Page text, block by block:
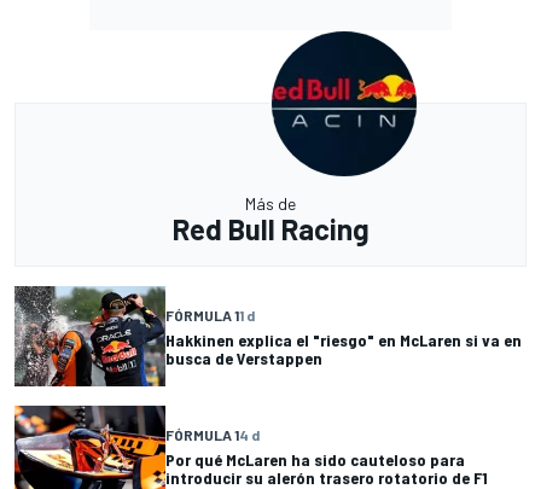
Más de
Red Bull Racing
FÓRMULA 11 d
Hakkinen explica el "riesgo" en McLaren si va en
busca de Verstappen
FÓRMULA 14 d
Por qué McLaren ha sido cauteloso para
introducir su alerón trasero rotatorio de F1